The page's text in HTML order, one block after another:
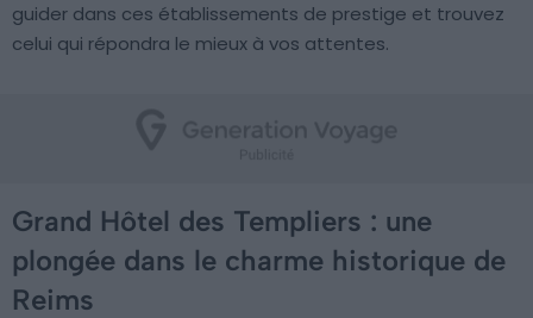
guider dans ces établissements de prestige et trouvez
celui qui répondra le mieux à vos attentes.
Grand Hôtel des Templiers : une
plongée dans le charme historique de
Reims